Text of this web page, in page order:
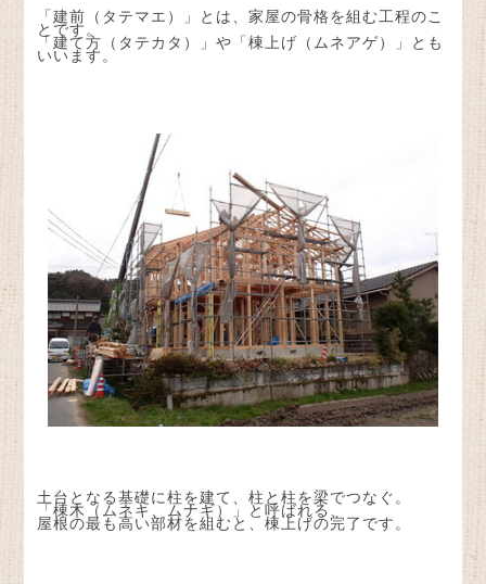
「建前（タテマエ）」とは、家屋の骨格を組む工程のこ
とです。
「建て方（タテカタ）」や「棟上げ（ムネアゲ）」とも
いいます。
土台となる基礎に柱を建て、柱と柱を梁でつなぐ。
「棟木（ムネキ、ムナギ）」と呼ばれる、
屋根の最も高い部材を組むと、棟上げの完了です。